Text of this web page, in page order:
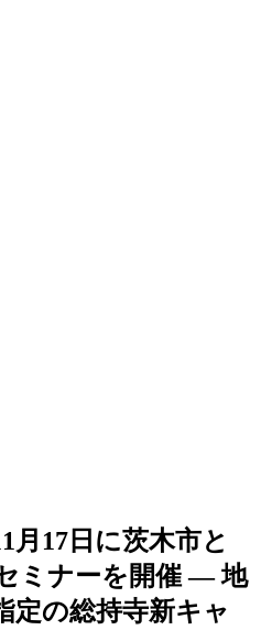
月17日に茨木市と
ミナーを開催 — 地
定の総持寺新キャ